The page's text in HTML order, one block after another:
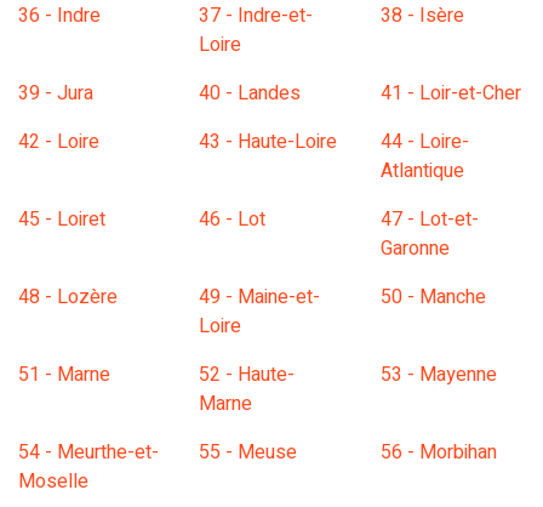
36 - Indre
37 - Indre-et-
Loire
38 - Isère
39 - Jura 40 - Landes
41 - Loir-et-Cher
42 - Loire
43 - Haute-Loire
44 - Loire-
Atlantique
45 - Loiret
46 - Lot
47 - Lot-et-
Garonne
48 - Lozère
49 - Maine-et-
Loire
50 - Manche
51 - Marne
52 - Haute-
Marne
53 - Mayenne
54 - Meurthe-et-
Moselle
55 - Meuse 56 - Morbihan